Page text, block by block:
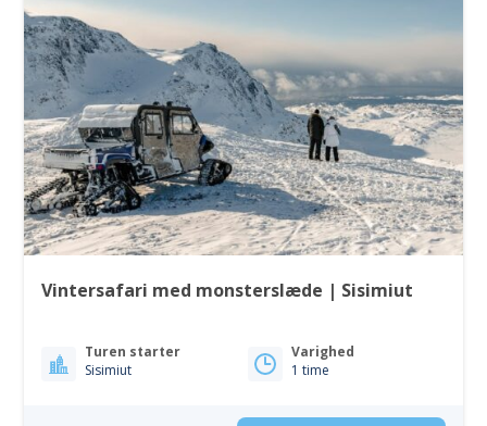
Vintersafari med monsterslæde | Sisimiut
Turen starter
Sisimiut
Varighed
1 time